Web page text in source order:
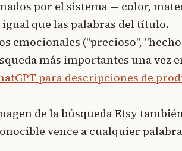
por el sistema — color,
que las palabras del título.
emocionales ("precioso",
más importantes una vez
para descripciones de
de la búsqueda Etsy
vence a cualquier